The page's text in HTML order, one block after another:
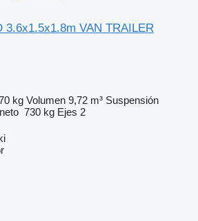
3.6x1.5x1.8m VAN TRAILER
kg Volumen 9,72 m³ Suspensión
730 kg Ejes 2